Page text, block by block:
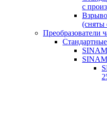
с
(сняты
Преобразователи